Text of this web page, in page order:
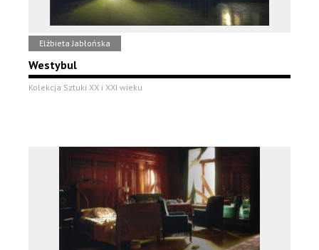
Elżbieta Jabłońska
Westybul
Kolekcja Sztuki XX i XXI wieku